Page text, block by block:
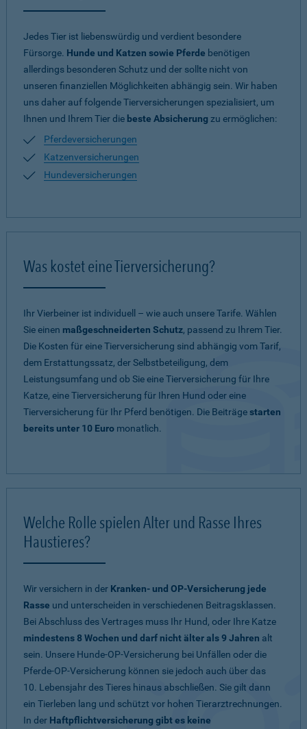
Jedes Tier ist liebenswürdig und verdient besondere
Fürsorge. Hunde und Katzen sowie Pferde benötigen
allerdings besonderen Schutz und der sollte nicht von
unseren finanziellen Möglichkeiten abhängig sein. Wir haben
uns daher auf folgende Tierversicherungen spezialisiert, um
Ihnen und Ihrem Tier die beste Absicherung zu ermöglichen:
Pferdeversicherungen
Katzenversicherungen
Hundeversicherungen
Was kostet eine Tierversicherung?
Ihr Vierbeiner ist individuell – wie auch unsere Tarife. Wählen
Sie einen maßgeschneiderten Schutz, passend zu Ihrem Tier.
Die Kosten für eine Tierversicherung sind abhängig vom Tarif,
dem Erstattungssatz, der Selbstbeteiligung, dem
Leistungsumfang und ob Sie eine Tierversicherung für Ihre
Katze, eine Tierversicherung für Ihren Hund oder eine
Tierversicherung für Ihr Pferd benötigen. Die Beiträgestarten
bereits unter 10 Euro monatlich.
Welche Rolle spielen Alter und Rasse Ihres
Haustieres?
Wir versichern in der Kranken- und OP-Versicherung jede
Rasse und unterscheiden in verschiedenen Beitragsklassen.
Bei Abschluss des Vertrages muss Ihr Hund, oder Ihre Katze
mindestens 8 Wochen und darf nicht älter als 9 Jahren alt
sein. Unsere Hunde-OP-Versicherung bei Unfällen oder die
Pferde-OP-Versicherung können sie jedoch auch über das
10. Lebensjahr des Tieres hinaus abschließen. Sie gilt dann
ein Tierleben lang und schützt vor hohen Tierarztrechnungen.
In der Haftpflichtversicherung gibt es keine